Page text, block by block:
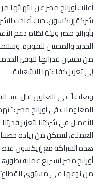
أعلنت أورانج مصر عن انتهائها
شركة إريكسون، حيث أعادت
بأورانج مصر وبيئة نظام دعم
الجديد والمحسن للفوترة.
من تحسين قدراتها لتوفير
إلى تعزيز كفاءتها التشغيلية.
وتعليقاً على التعاون قال عبد
للمعلومات في أورانج مصر :”
الأعمال في شركتنا لتعزيز
العملاء، لنتمكن من زيادة
هذه الشراكة مع إريكسون
أورانج مصر لتسريع عملية
من نوعها على مستوى